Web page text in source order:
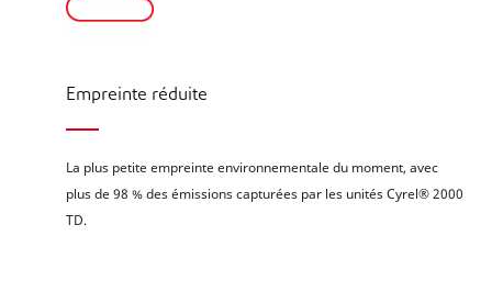
Empreinte réduite
La plus petite empreinte environnementale du moment, avec
plus de 98 % des émissions capturées par les unités Cyrel® 2000
TD.